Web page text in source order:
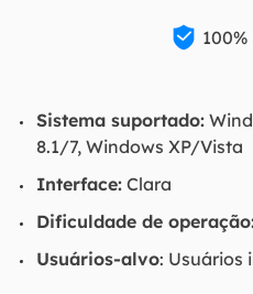

Sistema suportado:
8.1/7, Windows XP/Vista
Interface:Clara
Dificuldade de
Usuários-alvo: Usuários